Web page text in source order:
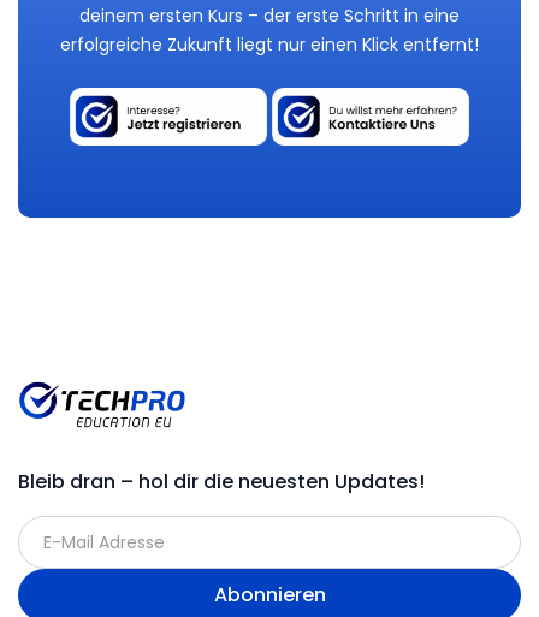
deinem ersten Kurs – der erste Schritt in eine
erfolgreiche Zukunft liegt nur einen Klick entfernt!
Bleib dran – hol dir die neuesten Updates!